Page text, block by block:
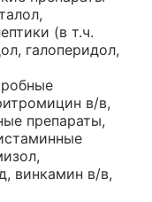
(в т.ч.
галоперидол,
в/в,
препараты,
винкамин в/в,